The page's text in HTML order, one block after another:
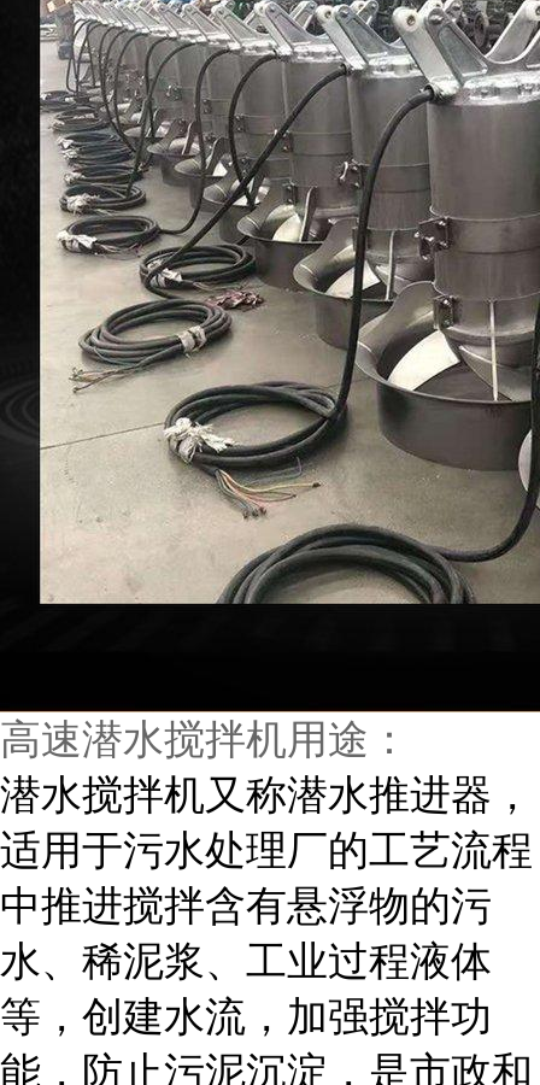
高速潜水搅拌机用途：
潜水搅拌机又称潜水推进器，
适用于污水处理厂的工艺流程
中推进搅拌含有悬浮物的污
水、稀泥浆、工业过程液体
等，创建水流，加强搅拌功
能，防止污泥沉淀，是市政和